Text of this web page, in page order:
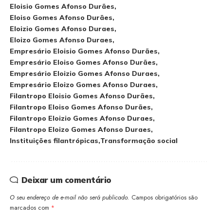
Eloisio Gomes Afonso Durães
Eloiso Gomes Afonso Durães
Eloizio Gomes Afonso Duraes
Eloizo Gomes Afonso Duraes
Empresário Eloisio Gomes Afonso Durães
Empresário Eloiso Gomes Afonso Durães
Empresário Eloizio Gomes Afonso Duraes
Empresário Eloizo Gomes Afonso Duraes
Filantropo Eloisio Gomes Afonso Durães
Filantropo Eloiso Gomes Afonso Durães
Filantropo Eloizio Gomes Afonso Duraes
Filantropo Eloizo Gomes Afonso Duraes
Instituições filantrópicas Transformação social
Deixar um comentário
O seu endereço de e-mail não será publicado. Campos obrigatórios são
marcados com *